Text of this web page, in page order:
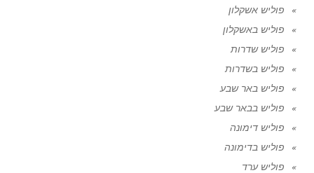
פוליש אשקלון
פוליש באשקלון
פוליש שדרות
פוליש בשדרות
פוליש באר שבע
פוליש בבאר שבע
פוליש דימונה
פוליש בדימונה
פוליש ערד